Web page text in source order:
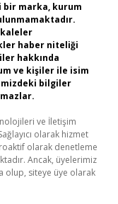
marka, kurum
haber niteliği
hakkında
ve kişiler ile isim
bilgiler
ve İletişim
olarak hizmet
olarak denetleme
Ancak, üyelerimiz
olup, siteye üye olarak